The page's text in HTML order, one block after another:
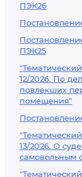
ПЭК26
ПЭК25
12/2026. По
повлекших
помещения"
13/2026. О
самовольным